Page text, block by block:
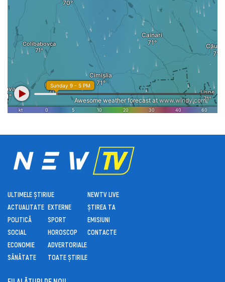
ULTIMELE ȘTIRI
ACTUALITATE
POLITICĂ
SOCIAL
ECONOMIE
SĂNĂTATE
UE
EXTERNE
SPORT
HOROSCOP
ADVERTORIALE
TOATE ȘTIRILE
NEWTV LIVE
ȘTIREA TA
EMISIUNI
CONTACTE